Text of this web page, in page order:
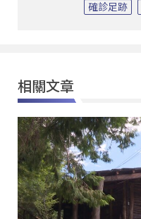
確診足跡
相關文章